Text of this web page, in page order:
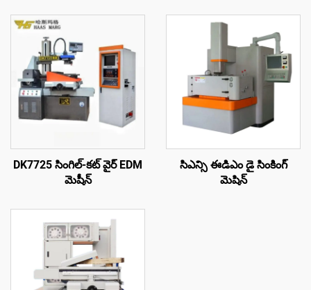
DK7725 సింగిల్-కట్ వైర్ EDM
మెషీన్
సిఎన్సి ఈడిఎం డై సింకింగ్
మెషిన్